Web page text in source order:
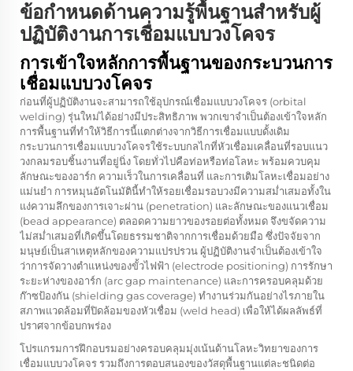
ข้อกำหนดด้านความรู้พื้นฐานสำหรับผู้
ปฏิบัติงานการเชื่อมแบบวงโคจร
การเข้าใจหลักการพื้นฐานของกระบวนการ
เชื่อมแบบวงโคจร
ก่อนที่ผู้ปฏิบัติงานจะสามารถใช้อุปกรณ์เชื่อมแบบวงโคจร (orbital
welding) รุ่นใหม่ได้อย่างมีประสิทธิภาพ พวกเขาจำเป็นต้องเข้าใจหลัก
การพื้นฐานที่ทำให้วิธีการนี้แตกต่างจากวิธีการเชื่อมแบบดั้งเดิม
กระบวนการเชื่อมแบบวงโคจรใช้ระบบกลไกที่หัวเชื่อมเคลื่อนที่รอบแนว
วงกลมรอบชิ้นงานที่อยู่นิ่ง โดยทั่วไปคือท่อหรือท่อโลหะ พร้อมควบคุม
ลักษณะของอาร์ก ความเร็วในการเคลื่อนที่ และการเติมโลหะเชื่อมอย่าง
แม่นยำ การหมุนอัตโนมัตินี้ทำให้รอยเชื่อมรอบวงมีความสม่ำเสมอทั้งใน
แง่ความลึกของการเจาะผ่าน (penetration) และลักษณะของแนวเชื่อม
(bead appearance) ตลอดความยาวของรอยต่อทั้งหมด จึงขจัดความ
ไม่สม่ำเสมอที่เกิดขึ้นโดยธรรมชาติจากการเชื่อมด้วยมือ ซึ่งปัจจัยจาก
มนุษย์เป็นสาเหตุหลักของความแปรปรวน ผู้ปฏิบัติงานจำเป็นต้องเข้าใจ
ว่าการจัดวางตำแหน่งของขั้วไฟฟ้า (electrode positioning) การรักษา
ระยะห่างของอาร์ก (arc gap maintenance) และการครอบคลุมด้วย
ก๊าซป้องกัน (shielding gas coverage) ทำงานร่วมกันอย่างไรภายใน
สภาพแวดล้อมที่ปิดล้อมของหัวเชื่อม (weld head) เพื่อให้ได้ผลลัพธ์ที่
ปราศจากข้อบกพร่อง
โปรแกรมการฝึกอบรมอย่างครอบคลุมมุ่งเน้นด้านโลหะวิทยาของการ
เชื่อมแบบวงโคจร รวมถึงการตอบสนองของวัสดุพื้นฐานแต่ละชนิดต่อ